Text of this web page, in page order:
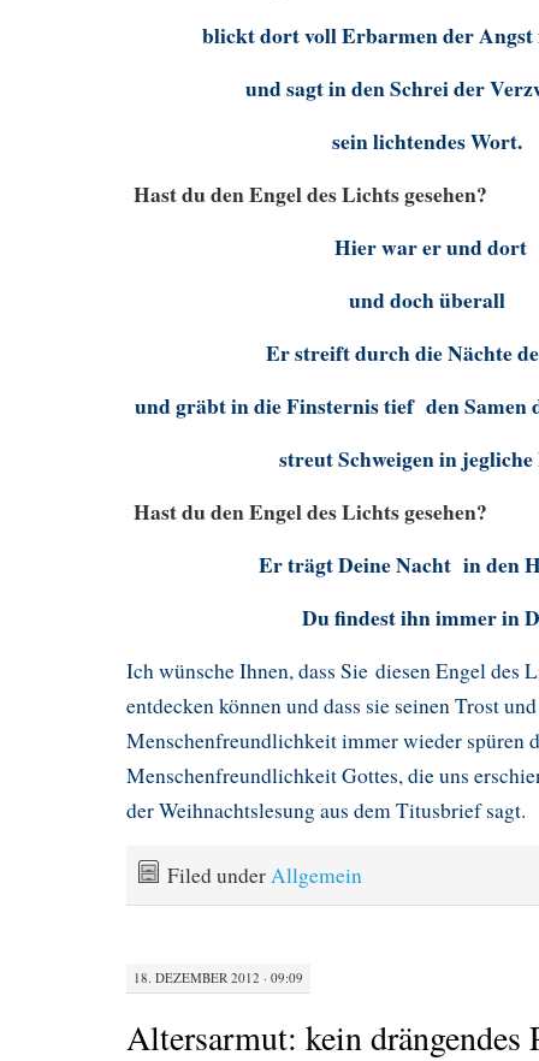
blickt dort voll Erbarmen der Angst
und sagt in den Schrei der
sein lichtendes Wort.
Hast du den Engel des Lichts gesehen?
Hier war er und dort
und doch überall
Er streift durch die Nächte
und gräbt in die Finsternis tief den Samen
streut Schweigen in jegliche
Hast du den Engel des Lichts gesehen?
Er trägt Deine Nacht in den
Du findest ihn immer in
Ich wünsche Ihnen, dass Sie diesen Engel des
entdecken können und dass sie seinen Trost
Menschenfreundlichkeit immer wieder spüren
Menschenfreundlichkeit Gottes, die uns
der Weihnachtslesung aus dem Titusbrief sagt.
Filed underAllgemein
18. DEZEMBER 2012 · 09:09
Altersarmut: kein drängendes